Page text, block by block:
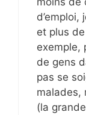
et plus
exemple,
de gens
pas se
malades,
(la